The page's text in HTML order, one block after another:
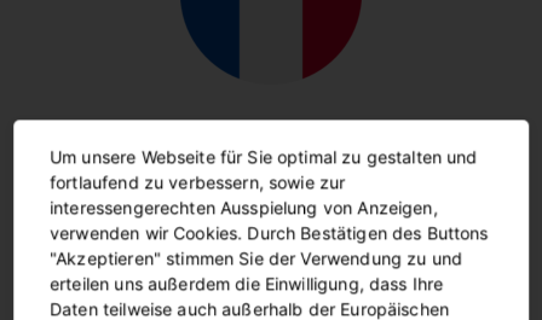
Cliquez ici pour accéder à nos brochures en français.
Um unsere Webseite für Sie optimal zu gestalten und
fortlaufend zu verbessern, sowie zur
interessengerechten Ausspielung von Anzeigen,
verwenden wir Cookies. Durch Bestätigen des Buttons
"Akzeptieren" stimmen Sie der Verwendung zu und
erteilen uns außerdem die Einwilligung, dass Ihre
Daten teilweise auch außerhalb der Europäischen